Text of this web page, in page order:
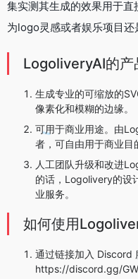
集实测其生成的效果用于
为logo灵感或者娱乐项目还
LogoliveryAI的产
生成专业的可缩放的
像素化和模糊的边缘。
可用于商业用途。由
者，可自由用于商业目
人工团队升级和改进
的话，Logolivery的设
业服务。
如何使用
通过链接加入 Discord
https://discord.gg/